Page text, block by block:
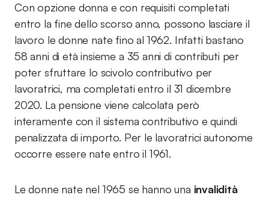
Con opzione donna e con requisiti completati
entro la fine dello scorso anno, possono lasciare il
lavoro le donne nate fino al 1962. Infatti bastano
58 anni di età insieme a 35 anni di contributi per
poter sfruttare lo scivolo contributivo per
lavoratrici, ma completati entro il 31 dicembre
2020. La pensione viene calcolata però
interamente con il sistema contributivo e quindi
penalizzata di importo. Per le lavoratrici autonome
occorre essere nate entro il 1961.
Le donne nate nel 1965 se hanno una invalidità